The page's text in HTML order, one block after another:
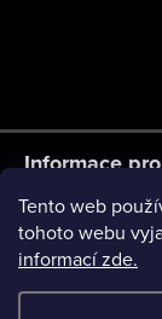
Tento web
tohoto webu
informací zde.
Informace
Blog
Novinky